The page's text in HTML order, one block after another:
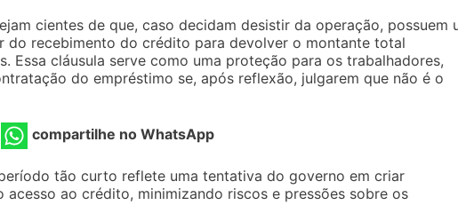
cientes de que, caso decidam desistir da operação, possuem
do recebimento do crédito para devolver o montante total
Essa cláusula serve como uma proteção para os trabalhadores,
do empréstimo se, após reflexão, julgarem que não é o
compartilhe no WhatsApp
tão curto reflete uma tentativa do governo em criar
acesso ao crédito, minimizando riscos e pressões sobre os